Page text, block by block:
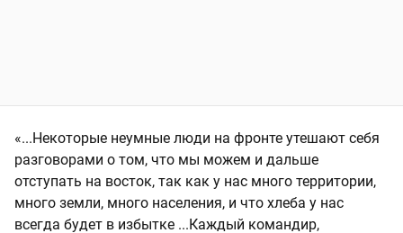
«...Некоторые неумные люди на фронте утешают себя
разговорами о том, что мы можем и дальше
отступать на восток, так как у нас много территории,
много земли, много населения, и что хлеба у нас
всегда будет в избытке ...Каждый командир,